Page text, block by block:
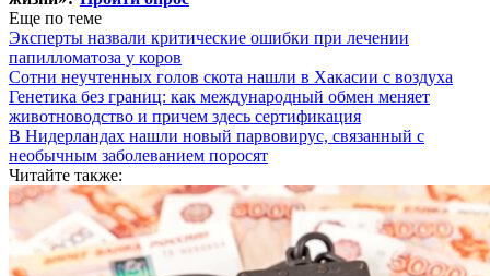
Еще по теме
Эксперты назвали критические ошибки при лечении
папилломатоза у коров
Сотни неучтенных голов скота нашли в Хакасии с воздуха
Генетика без границ: как международный обмен меняет
животноводство и причем здесь сертификация
В Нидерландах нашли новый парвовирус, связанный с
необычным заболеванием поросят
Читайте также: